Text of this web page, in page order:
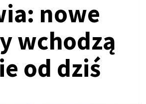
nowe
wchodzą
od dziś